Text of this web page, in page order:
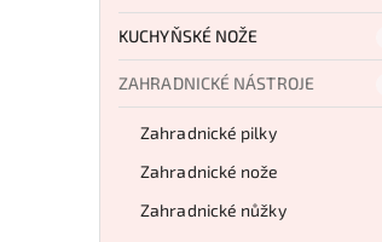
KUCHYŇSKÉ NOŽE
ZAHRADNICKÉ NÁSTROJE
Zahradnické pilky
Zahradnické nože
Zahradnické nůžky